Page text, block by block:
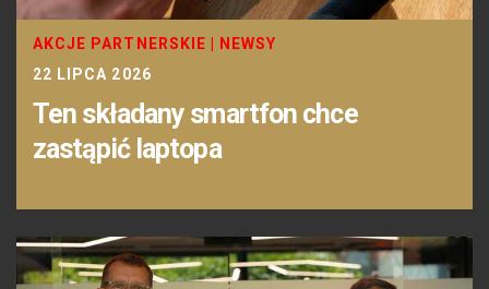
AKCJE PARTNERSKIE
NEWSY
22 LIPCA 2026
Ten składany smartfon chce
zastąpić laptopa